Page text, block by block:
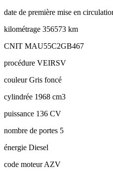
date de première mise en
kilométrage 356573 km
CNIT MAU55C2GB467
procédure VEIRSV
couleurGris foncé
cylindrée 1968 cm3
puissance 136 CV
nombre de portes 5
énergie Diesel
code moteurAZV